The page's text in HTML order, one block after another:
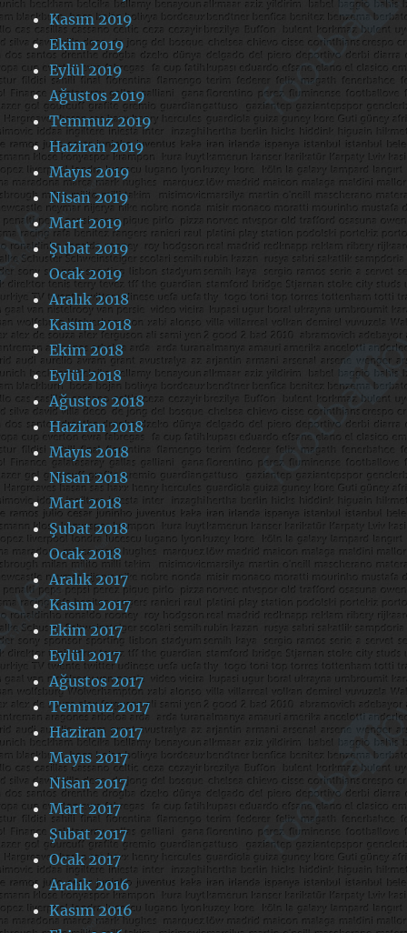
Kasım 2019
Ekim 2019
Eylül 2019
Ağustos 2019
Temmuz 2019
Haziran 2019
Mayıs 2019
Nisan 2019
Mart 2019
Şubat 2019
Ocak 2019
Aralık 2018
Kasım 2018
Ekim 2018
Eylül 2018
Ağustos 2018
Haziran 2018
Mayıs 2018
Nisan 2018
Mart 2018
Şubat 2018
Ocak 2018
Aralık 2017
Kasım 2017
Ekim 2017
Eylül 2017
Ağustos 2017
Temmuz 2017
Haziran 2017
Mayıs 2017
Nisan 2017
Mart 2017
Şubat 2017
Ocak 2017
Aralık 2016
Kasım 2016